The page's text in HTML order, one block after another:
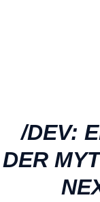
/DEV:
DER